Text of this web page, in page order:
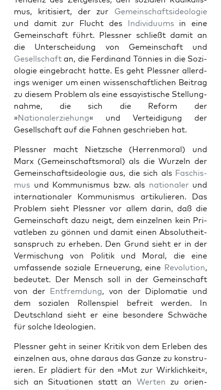
mus, kri­tisiert, der zur Gemein­schaft­side­olo­gie
und damit zur Flucht des Indi­vidu­ums in eine
Gemein­schaft führt. Pless­ner schließt damit an
die Unter­schei­dung von Gemein­schaft und
Gesellschaft an, die Fer­di­nand Tön­nies in die Sozi­
olo­gie einge­bracht hat­te. Es geht Pless­ner allerd­
ings weniger um einen wis­senschaftlichen Beitrag
zu diesem Prob­lem als eine essay­is­tis­che Stel­lung­
nahme, die sich die Reform der
»Nationalerziehung« und Vertei­di­gung der
Gesellschaft auf die Fah­nen geschrieben hat.
Pless­ner macht Niet­zsche (Her­ren­moral) und
Marx (Gemein­schaftsmoral) als die Wurzeln der
Gemein­schaft­side­olo­gie aus, die sich als Faschis­
mus und Kom­mu­nis­mus bzw. als nationaler und
inter­na­tionaler Kom­mu­nis­mus artikulieren. Das
Prob­lem sieht Pless­ner vor allem darin, daß die
Gemein­schaft dazu neigt, dem einzel­nen kein Pri­
vatleben zu gön­nen und damit einen Abso­lutheit­
sanspruch zu erheben. Den Grund sieht er in der
Ver­mis­chung von Poli­tik und Moral, die eine
umfassende soziale Erneuerung, eine Rev­o­lu­tion,
bedeutet. Der Men­sch soll in der Gemein­schaft
von der Ent­frem­dung, von der Diplo­matie und
dem sozialen Rol­len­spiel befre­it wer­den. In
Deutsch­land sieht er eine beson­dere Schwäche
für solche Ide­olo­gien.
Pless­ner geht in sein­er Kri­tik von dem Erleben des
einzel­nen aus, ohne daraus das Ganze zu kon­stru­
ieren. Er plädiert für den »Mut zur Wirk­lichkeit«,
sich an Sit­u­a­tio­nen statt an Werten zu ori­en­